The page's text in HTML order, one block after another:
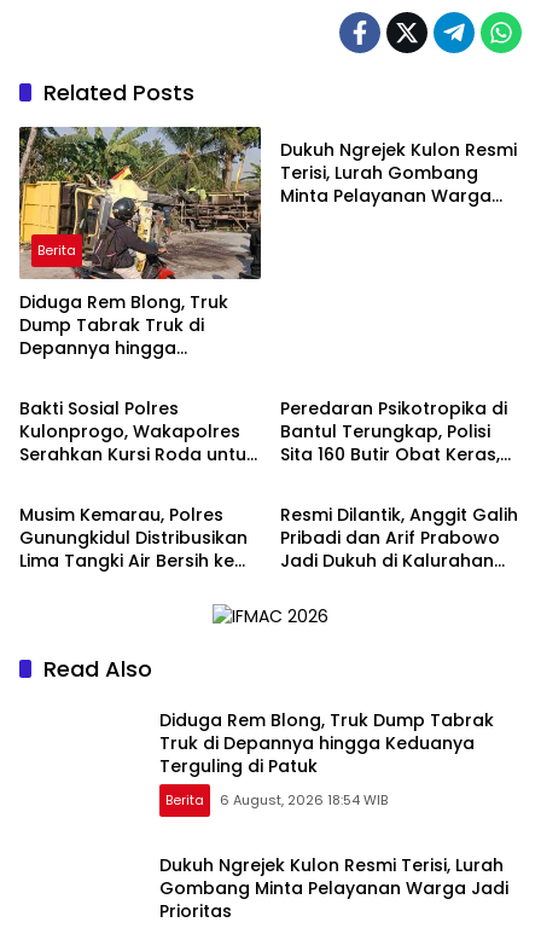
Related Posts
Berita
Diduga Rem Blong, Truk
Dump Tabrak Truk di
Depannya hingga
Dukuh Ngrejek Kulon Resmi
Terisi, Lurah Gombang
Minta Pelayanan Warga
Berita
Bakti Sosial Polres
Kulonprogo, Wakapolres
Serahkan Kursi Roda untuk
Peredaran Psikotropika di
Bantul Terungkap, Polisi
Sita 160 Butir Obat Keras,
Berita
Musim Kemarau, Polres
Gunungkidul Distribusikan
Lima Tangki Air Bersih ke
Berita
Resmi Dilantik, Anggit Galih
Pribadi dan Arif Prabowo
Jadi Dukuh di Kalurahan
Read Also
Diduga Rem Blong, Truk Dump Tabrak
Truk di Depannya hingga Keduanya
Terguling di Patuk
Berita 6 August, 2026 18:54 WIB
Dukuh Ngrejek Kulon Resmi Terisi, Lurah
Gombang Minta Pelayanan Warga Jadi
Prioritas